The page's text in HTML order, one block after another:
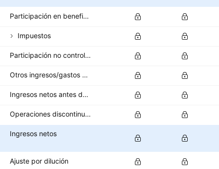
Participación en beneficios
Impuestos
Participación no controladora/interés minoritario
Otros ingresos/gastos después de impuestos
Ingresos netos antes de operaciones interrumpidas
Operaciones discontinuas
Ingresos netos
Ajuste por dilución